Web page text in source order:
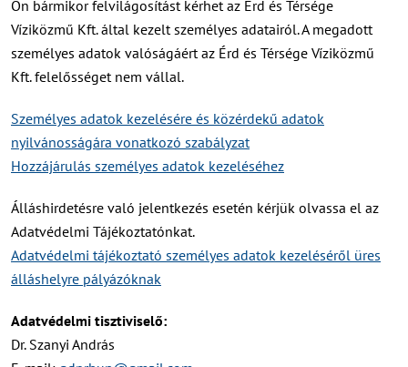
Ön bármikor felvilágosítást kérhet az Érd és Térsége
Víziközmű Kft. által kezelt személyes adatairól. A megadott
személyes adatok valóságáért az Érd és Térsége Víziközmű
Kft. felelősséget nem vállal.
Személyes adatok kezelésére és közérdekű adatok
nyilvánosságára vonatkozó szabályzat
Hozzájárulás személyes adatok kezeléséhez
Álláshirdetésre való jelentkezés esetén kérjük olvassa el az
Adatvédelmi Tájékoztatónkat.
Adatvédelmi tájékoztató személyes adatok kezeléséről üres
álláshelyre pályázóknak
Adatvédelmi tisztiviselő:
Dr. Szanyi András